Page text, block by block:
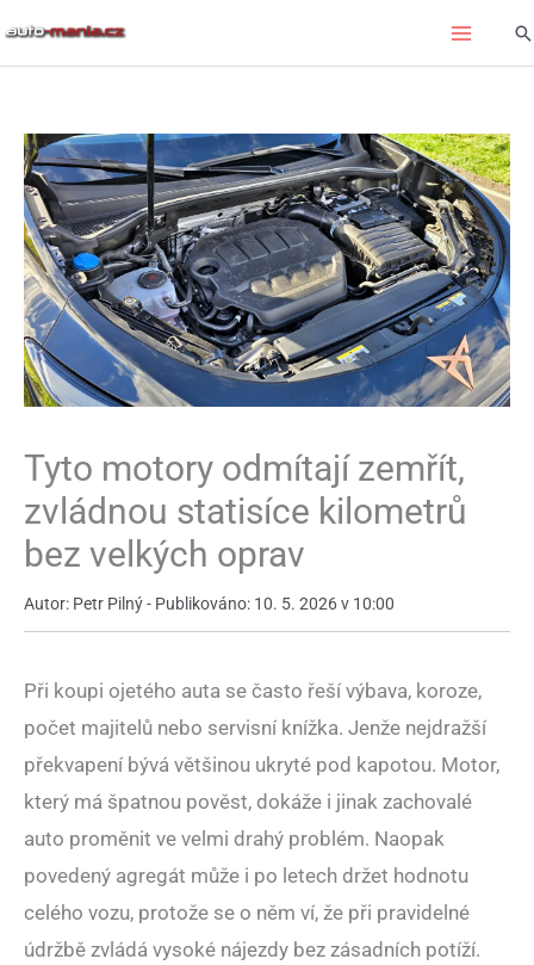
Tyto motory odmítají zemřít,
zvládnou statisíce kilometrů
bez velkých oprav
Autor: Petr Pilný - Publikováno: 10. 5. 2026 v 10:00
Při koupi ojetého auta se často řeší výbava, koroze,
počet majitelů nebo servisní knížka. Jenže nejdražší
překvapení bývá většinou ukryté pod kapotou. Motor,
který má špatnou pověst, dokáže i jinak zachovalé
auto proměnit ve velmi drahý problém. Naopak
povedený agregát může i po letech držet hodnotu
celého vozu, protože se o něm ví, že při pravidelné
údržbě zvládá vysoké nájezdy bez zásadních potíží.